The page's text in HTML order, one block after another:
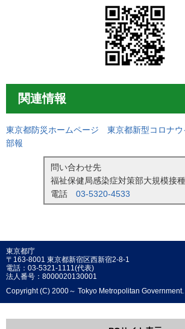
関連情報
東京都防災ホームページ 東京都新型コロナウ
部報
問い合わせ先
福祉保健局感染症対策部大規模接
電話 03-5320-4533
東京都庁
〒163-8001 東京都新宿区西新宿2-8-1
電話：03-5321-1111(代表)
法人番号：8000020130001
Copyright (C) 2000～ Tokyo Metropolitan